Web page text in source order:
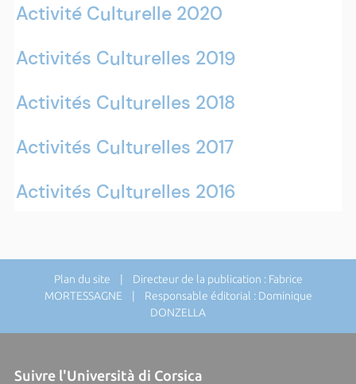
Activité Culturelle 2020
Activités Culturelles 2019
Activités Culturelles 2018
Activités Culturelles 2017
Activités Culturelles 2016
Plan du site | Directeur de la publication : Fabrice
MORTESSAGNE | Responsable éditorial : Dominique
DONZELLA
Suivre l'Università di Corsica